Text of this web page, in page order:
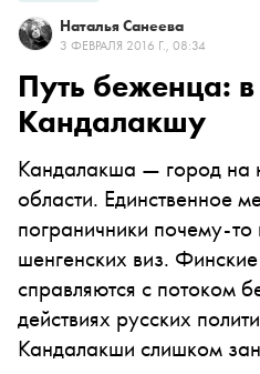
Наталья Санеева
3 ФЕВРАЛЯ 2016 Г., 08:34
Путь беженца:
Кандалакшу
Кандалакша — город на
области. Единственное
пограничники почему-
шенгенских виз.
справляются с потоком
действиях русских
Кандалакши слишком